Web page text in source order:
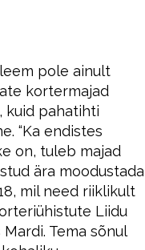
pole ainult
kortermajad
kuid pahatihti
“Ka endistes
on, tuleb majad
ära moodustada
mil need riiklikult
Liidu
Tema sõnul